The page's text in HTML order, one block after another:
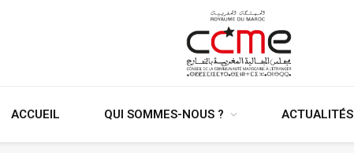
ACCUEIL QUI SOMMES-NOUS ? ACTUALITÉS